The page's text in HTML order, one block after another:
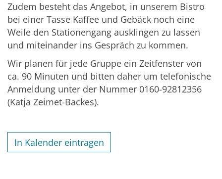
Zudem besteht das Angebot, in unserem Bistro
bei einer Tasse Kaffee und Gebäck noch eine
Weile den Stationengang ausklingen zu lassen
und miteinander ins Gespräch zu kommen.
Wir planen für jede Gruppe ein Zeitfenster von
ca. 90 Minuten und bitten daher um telefonische
Anmeldung unter der Nummer 0160-92812356
(Katja Zeimet-Backes).
In Kalender eintragen